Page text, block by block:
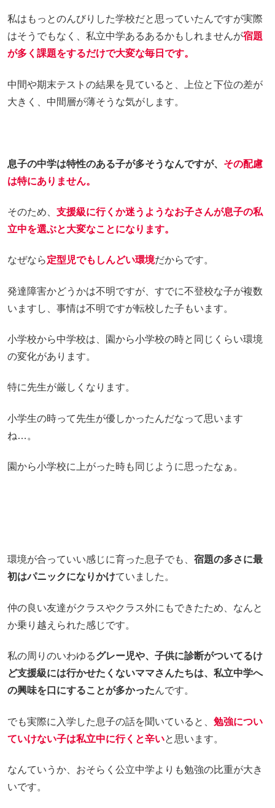
私はもっとのんびりした学校だと思っていたんですが実際
はそうでもなく、私立中学あるあるかもしれませんが宿題
が多く課題をするだけで大変な毎日です。
中間や期末テストの結果を見ていると、上位と下位の差が
大きく、中間層が薄そうな気がします。
息子の中学は特性のある子が多そうなんですが、 その配慮
は特にありません。
そのため、 支援級に行くか迷うようなお子さんが息子の私
立中を選ぶと大変なことになります。
なぜなら定型児でもしんどい環境だからです。
発達障害かどうかは不明ですが、すでに不登校な子が複数
いますし、事情は不明ですが転校した子もいます。
小学校から中学校は、園から小学校の時と同じくらい環境
の変化があります。
特に先生が厳しくなります。
小学生の時って先生が優しかったんだなって思います
ね…。
園から小学校に上がった時も同じように思ったなぁ。
環境が合っていい感じに育った息子でも、 宿題の多さに最
初はパニックになりかけていました。
仲の良い友達がクラスやクラス外にもできたため、なんと
か乗り越えられた感じです。
私の周りのいわゆるグレー児や、子供に診断がついてるけ
ど支援級には行かせたくないママさんたちは、私立中学へ
の興味を口にすることが多かったんです。
でも実際に入学した息子の話を聞いていると、 勉強につい
ていけない子は私立中に行くと辛いと思います。
なんていうか、おそらく公立中学よりも勉強の比重が大き
いです。